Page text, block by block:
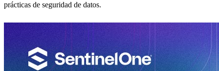
prácticas de seguridad de datos.